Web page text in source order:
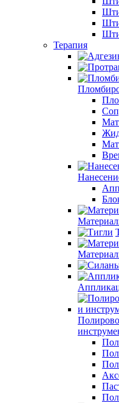
Терапия